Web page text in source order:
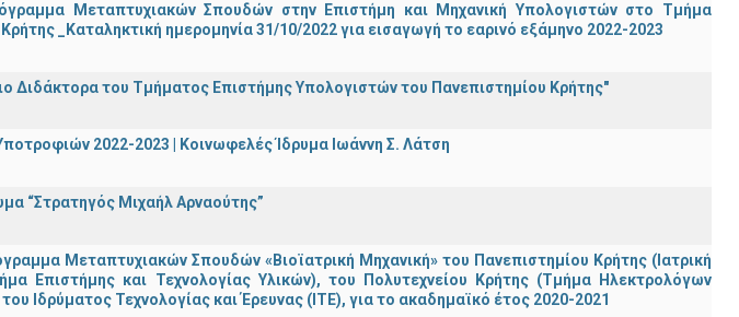
Μεταπτυχιακών Σπουδών στην Επιστήμη και Μηχανική Υπολογιστών στο Τμήμα
_Καταληκτική ημερομηνία 31/10/2022 για εισαγωγή το εαρινό εξάμηνο 2022-2023
Διδάκτορα του Τμήματος Επιστήμης Υπολογιστών του Πανεπιστημίου Κρήτης"
2022-2023 | Κοινωφελές Ίδρυμα Ιωάννη Σ. Λάτση
“Στρατηγός Μιχαήλ Αρναούτης”
Μεταπτυχιακών Σπουδών «Βιοϊατρική Μηχανική» του Πανεπιστημίου Κρήτης (Ιατρική
Επιστήμης και Τεχνολογίας Υλικών), του Πολυτεχνείου Κρήτης (Τμήμα Ηλεκτρολόγων
Ιδρύματος Τεχνολογίας και Έρευνας (ΙΤΕ), για το ακαδημαϊκό έτος 2020-2021